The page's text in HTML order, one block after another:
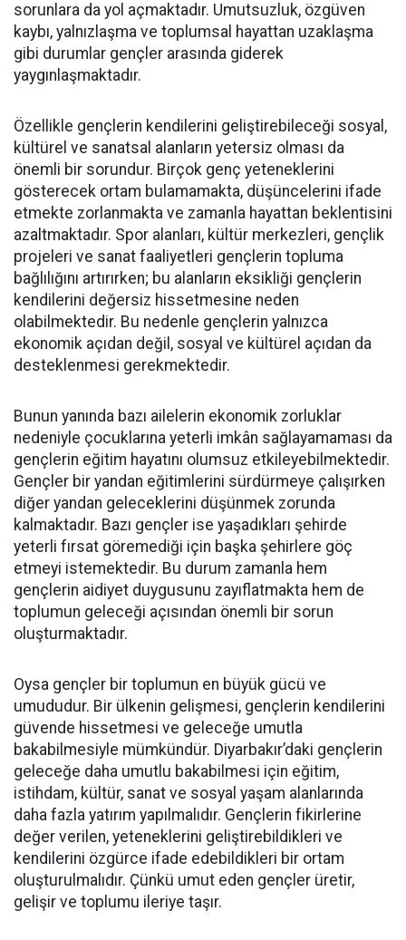
sorunlara da yol açmaktadır. Umutsuzluk, özgüven
kaybı, yalnızlaşma ve toplumsal hayattan uzaklaşma
gibi durumlar gençler arasında giderek
yaygınlaşmaktadır.
Özellikle gençlerin kendilerini geliştirebileceği sosyal,
kültürel ve sanatsal alanların yetersiz olması da
önemli bir sorundur. Birçok genç yeteneklerini
gösterecek ortam bulamamakta, düşüncelerini ifade
etmekte zorlanmakta ve zamanla hayattan beklentisini
azaltmaktadır. Spor alanları, kültür merkezleri, gençlik
projeleri ve sanat faaliyetleri gençlerin topluma
bağlılığını artırırken; bu alanların eksikliği gençlerin
kendilerini değersiz hissetmesine neden
olabilmektedir. Bu nedenle gençlerin yalnızca
ekonomik açıdan değil, sosyal ve kültürel açıdan da
desteklenmesi gerekmektedir.
Bunun yanında bazı ailelerin ekonomik zorluklar
nedeniyle çocuklarına yeterli imkân sağlayamaması da
gençlerin eğitim hayatını olumsuz etkileyebilmektedir.
Gençler bir yandan eğitimlerini sürdürmeye çalışırken
diğer yandan geleceklerini düşünmek zorunda
kalmaktadır. Bazı gençler ise yaşadıkları şehirde
yeterli fırsat göremediği için başka şehirlere göç
etmeyi istemektedir. Bu durum zamanla hem
gençlerin aidiyet duygusunu zayıflatmakta hem de
toplumun geleceği açısından önemli bir sorun
oluşturmaktadır.
Oysa gençler bir toplumun en büyük gücü ve
umududur. Bir ülkenin gelişmesi, gençlerin kendilerini
güvende hissetmesi ve geleceğe umutla
bakabilmesiyle mümkündür. Diyarbakır’daki gençlerin
geleceğe daha umutlu bakabilmesi için eğitim,
istihdam, kültür, sanat ve sosyal yaşam alanlarında
daha fazla yatırım yapılmalıdır. Gençlerin fikirlerine
değer verilen, yeteneklerini geliştirebildikleri ve
kendilerini özgürce ifade edebildikleri bir ortam
oluşturulmalıdır. Çünkü umut eden gençler üretir,
gelişir ve toplumu ileriye taşır.